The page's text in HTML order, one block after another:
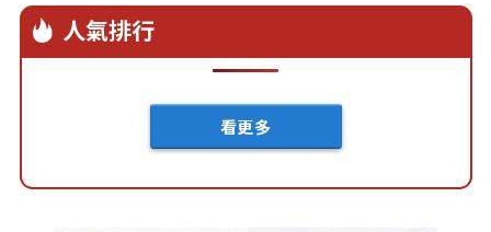
里程有多少，同時也找到幾款值得推薦的
紹。
人氣排行
看更多